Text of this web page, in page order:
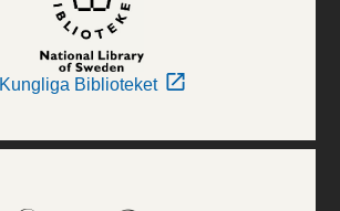
Kungliga Biblioteket